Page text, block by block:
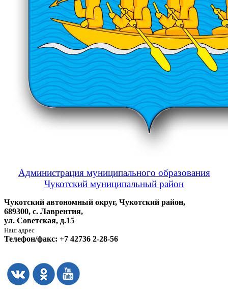
Администрация муниципального образования
Чукотский муниципальный район
Чукотский автономный округ, Чукотский район,
689300, с. Лаврентия,
ул. Советская, д.15
Наш адрес
Телефон/факс: +7 42736 2-28-56